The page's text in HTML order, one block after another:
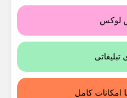
لوکس
امکانات کامل